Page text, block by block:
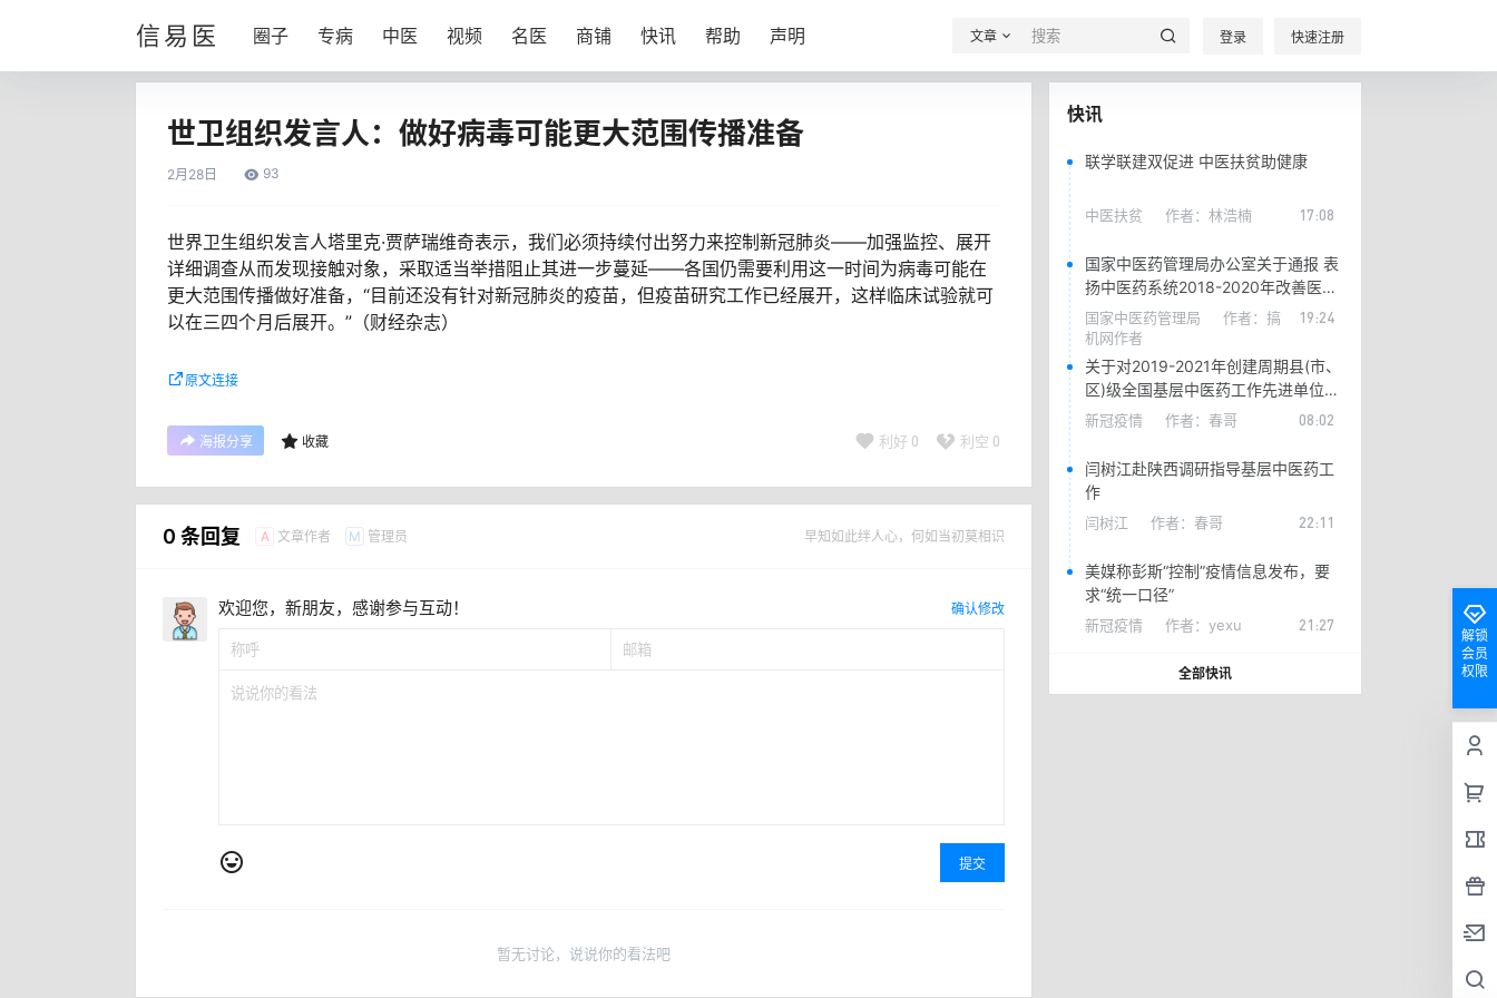
信易医 圈子 专病 中医 视频 名医 商铺 快讯 帮助 声明 文章 登录 快速注册
世卫组织发言人：做好病毒可能更大范围传播准备
2月 28日 93
世界卫生组织发言人塔里克·贾萨瑞维奇表示，我们必须持续付出努力来控制新冠肺炎——加强监控、展开
详细调查从而发现接触对象，采取适当举措阻止其进一步蔓延——各国仍需要利用这一时间为病毒可能在
更大范围传播做好准备，“目前还没有针对新冠肺炎的疫苗，但疫苗研究工作已经展开，这样临床试验就可
以在三四个月后展开。”（财经杂志）
原文连接
海报分享 收藏 利好 0 利空 0
0 条回复 A 文章作者 M 管理员 早知如此绊人心，何如当初莫相识
欢迎您，新朋友，感谢参与互动！ 确认修改
提交
暂无讨论，说说你的看法吧
快讯
联学联建双促进 中医扶贫助健康
中医扶贫 作者： 林浩楠 17:08
国家中医药管理局办公室关于通报 表
扬中医药系统2018-2020年改善医疗
服务先进典型的通知
国家中医药管理局 作者： 搞
机网作者
19:24
关于对2019-2021年创建周期县(市、
区)级全国基层中医药工作先进单位候
选地区的公示
新冠疫情 作者： 春哥 08:02
闫树江赴陕西调研指导基层中医药工
作
闫树江 作者： 春哥 22:11
美媒称彭斯“控制”疫情信息发布，要
求“统一口径”
新冠疫情 作者： yexu 21:27
全部快讯
解锁
会员
权限